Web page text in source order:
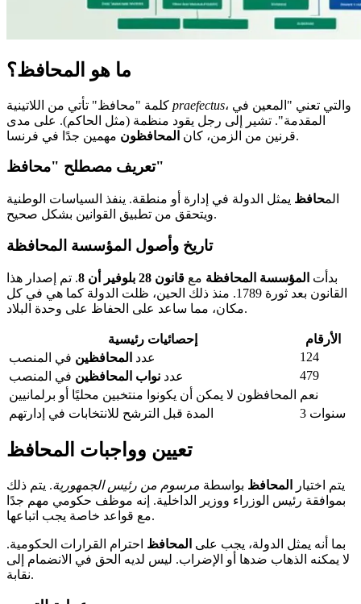
ما هو المحافظ؟
praefectus، والتي تعني "المعين في
المقدمة". تشير إلى رجل يقود منظمة (مثل الحاكم). على مدى
قرنين من الزمن، كان المحافظون مهمين جدًا في فرنسا.
تعريف مصطلح "محافظ"
المحافظ يمثل الدولة في إدارة أو منطقة. ينفذ السياسات الوطنية
ويتحقق من تطبيق القوانين بشكل صحيح.
تاريخ وأصول المؤسسة المحافظة
بدأت المؤسسة المحافظة مع قانون 28 بلوفير أن 8
. تم إصدار هذا
القانون بعد ثورة 1789. منذ ذلك الحين، ظلت الدولة كما هي في كل
مكان، مما ساعد على الحفاظ على وحدة البلاد.
إحصائيات رئيسية
الأرقام
عدد المحافظين في المنصب
124
عدد نواب المحافظين في المنصب
479
المحافظون لا يمكن أن يكونوا منتخبين محليًا أو برلمانيين
نعم
المدة قبل الترشح للانتخابات في إدارتهم
3 سنوات
تعيين وواجبات المحافظ
يتم اختيار المحافظ بواسطة مرسوم من رئيس الجمهورية. يتم ذلك
بموافقة رئيس الوزراء ووزير الداخلية. إنه موظف حكومي مهم جدًا
مع قواعد خاصة يجب اتباعها.
بما أنه يمثل الدولة، يجب على المحافظ احترام القرارات الحكومية.
لا يمكنه الذهاب ضدها أو الإضراب. ليس لديه الحق في الانضمام إلى
نقابة.